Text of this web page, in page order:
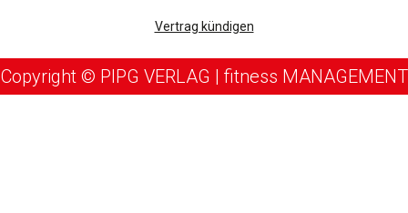
Vertrag kündigen
Copyright © PIPG VERLAG | fitness MANAGEMENT